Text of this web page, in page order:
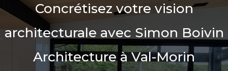
Concrétisez votre vision
architecturale avec Simon Boivin
Architecture à Val-Morin